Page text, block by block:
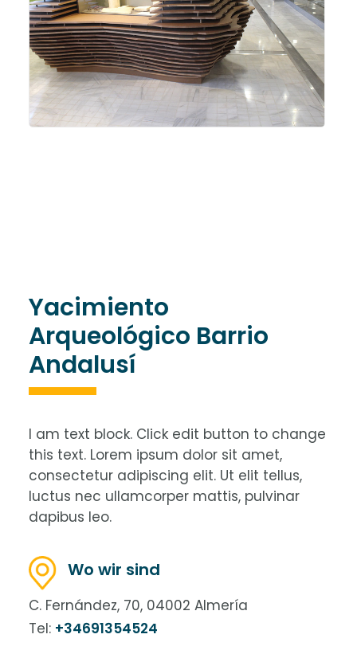
Yacimiento
Arqueológico Barrio
Andalusí
I am text block. Click edit button to change
this text. Lorem ipsum dolor sit amet,
consectetur adipiscing elit. Ut elit tellus,
luctus nec ullamcorper mattis, pulvinar
dapibus leo.
Wo wir sind
C. Fernández, 70, 04002 Almería
Tel: +34691354524